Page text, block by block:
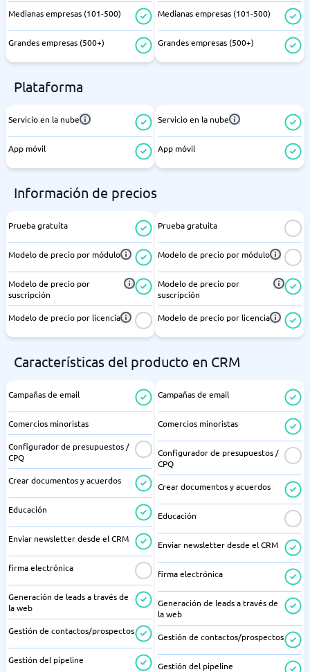
Medianas empresas (101-500)
Grandes empresas (500+)
Medianas empresas (101-500)
Grandes empresas (500+)
Plataforma
Servicio en la nube
App móvil
Servicio en la nube
App móvil
Información de precios
Prueba gratuita
Modelo de precio por módulo
Modelo de precio por
suscripción
Modelo de precio por licencia
Prueba gratuita
Modelo de precio por módulo
Modelo de precio por
suscripción
Modelo de precio por licencia
Características del producto en CRM
Campañas de email
Comercios minoristas
Configurador de presupuestos /
CPQ
Crear documentos y acuerdos
Educación
Enviar newsletter desde el CRM
firma electrónica
Generación de leads a través de
la web
Gestión de contactos/prospectos
Gestión del pipeline
Campañas de email
Comercios minoristas
Configurador de presupuestos /
CPQ
Crear documentos y acuerdos
Educación
Enviar newsletter desde el CRM
firma electrónica
Generación de leads a través de
la web
Gestión de contactos/prospectos
Gestión del pipeline